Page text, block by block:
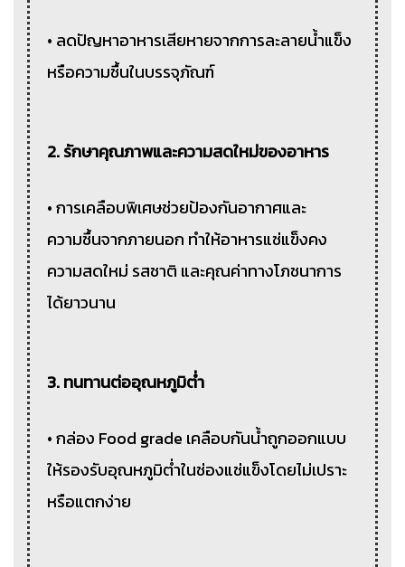
• ลดปัญหาอาหารเสียหายจากการละลายน้ำแข็ง
หรือความชื้นในบรรจุภัณฑ์
2. รักษาคุณภาพและความสดใหม่ของอาหาร
• การเคลือบพิเศษช่วยป้องกันอากาศและ
ความชื้นจากภายนอก ทำให้อาหารแช่แข็งคง
ความสดใหม่ รสชาติ และคุณค่าทางโภชนาการ
ได้ยาวนาน
3. ทนทานต่ออุณหภูมิต่ำ
• กล่อง Food grade เคลือบกันน้ำถูกออกแบบ
ให้รองรับอุณหภูมิต่ำในช่องแช่แข็งโดยไม่เปราะ
หรือแตกง่าย